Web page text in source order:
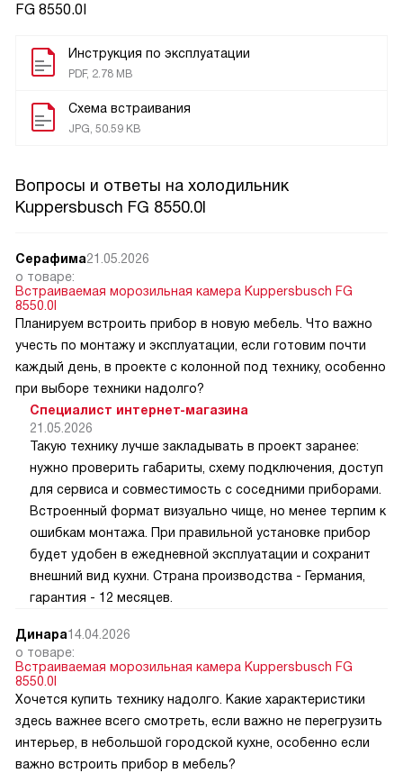
FG 8550.0I
Инструкция по эксплуатации
PDF, 2.78 MB
Схема встраивания
JPG, 50.59 KB
Вопросы и ответы на холодильник
Kuppersbusch FG 8550.0I
Серафима21.05.2026
о товаре:
Встраиваемая морозильная камера Kuppersbusch FG
8550.0I
Планируем встроить прибор в новую мебель. Что важно
учесть по монтажу и эксплуатации, если готовим почти
каждый день, в проекте с колонной под технику, особенно
при выборе техники надолго?
Специалист интернет-магазина
21.05.2026
Такую технику лучше закладывать в проект заранее:
нужно проверить габариты, схему подключения, доступ
для сервиса и совместимость с соседними приборами.
Встроенный формат визуально чище, но менее терпим к
ошибкам монтажа. При правильной установке прибор
будет удобен в ежедневной эксплуатации и сохранит
внешний вид кухни. Страна производства - Германия,
гарантия - 12 месяцев.
Динара14.04.2026
о товаре:
Встраиваемая морозильная камера Kuppersbusch FG
8550.0I
Хочется купить технику надолго. Какие характеристики
здесь важнее всего смотреть, если важно не перегрузить
интерьер, в небольшой городской кухне, особенно если
важно встроить прибор в мебель?